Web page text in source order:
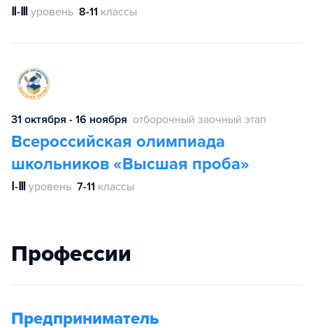
Ⅱ-Ⅲ уровень 8-11 классы
31 октября - 16 ноября отборочный заочный этап
Всероссийская олимпиада
школьников «Высшая проба»
Ⅰ-Ⅲ уровень 7-11 классы
Профессии
Предприниматель